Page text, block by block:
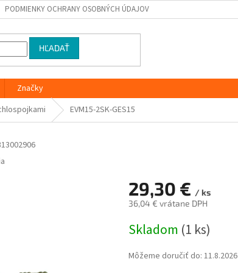
PODMIENKY OCHRANY OSOBNÝCH ÚDAJOV
HĽADAŤ
Značky
EVM15-2SK-GES15
29,30 € / ks
36,04 € vrátane DPH
cena:
Skladom (1 ks)
Môžeme doručiť do: 11.8.2026